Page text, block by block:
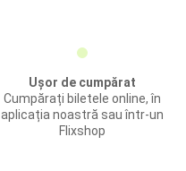
Ușor de cumpărat
Cumpărați biletele online, în
aplicația noastră sau într-un
Flixshop